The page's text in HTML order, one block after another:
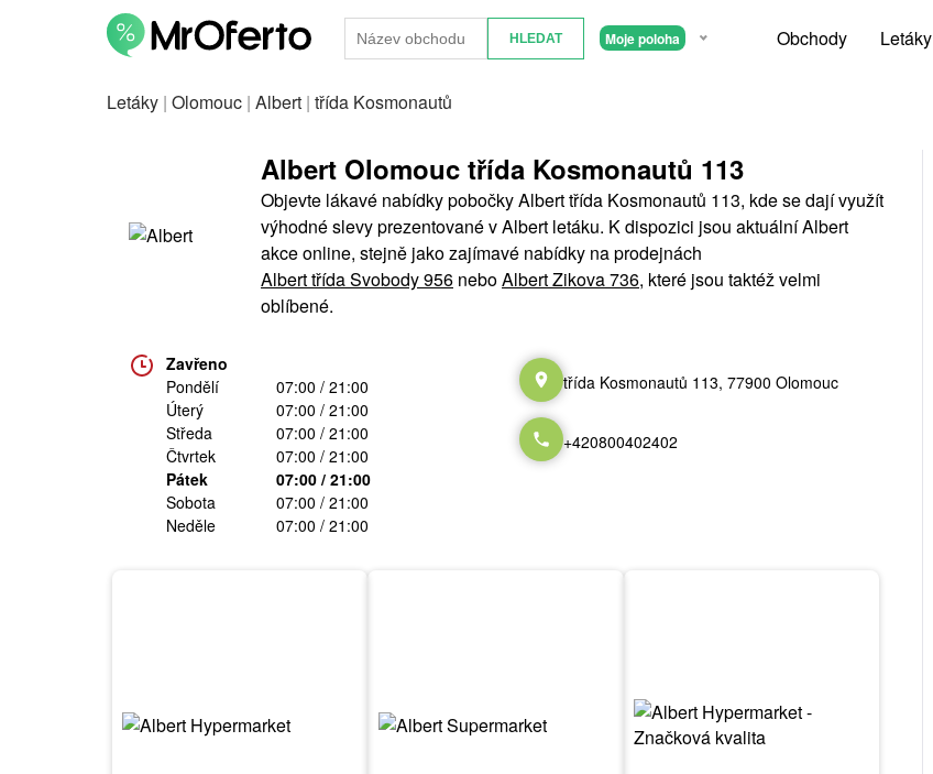
Moje poloha Obchody Letáky
Letáky | Olomouc | Albert | třída Kosmonautů
Albert Olomouc třída Kosmonautů 113
Objevte lákavé nabídky pobočky Albert třída Kosmonautů 113, kde se dají využít
výhodné slevy prezentované v Albert letáku. K dispozici jsou aktuální Albert
akce online, stejně jako zajímavé nabídky na prodejnách
Albert třída Svobody 956 neboAlbert Zikova 736, které jsou taktéž velmi
oblíbené.
Zavřeno
Pondělí
07:00 / 21:00
Úterý
07:00 / 21:00
Středa
07:00 / 21:00
Čtvrtek
07:00 / 21:00
Pátek
07:00 / 21:00
Sobota
07:00 / 21:00
Neděle
07:00 / 21:00
třída Kosmonautů 113, 77900 Olomouc
+420800402402